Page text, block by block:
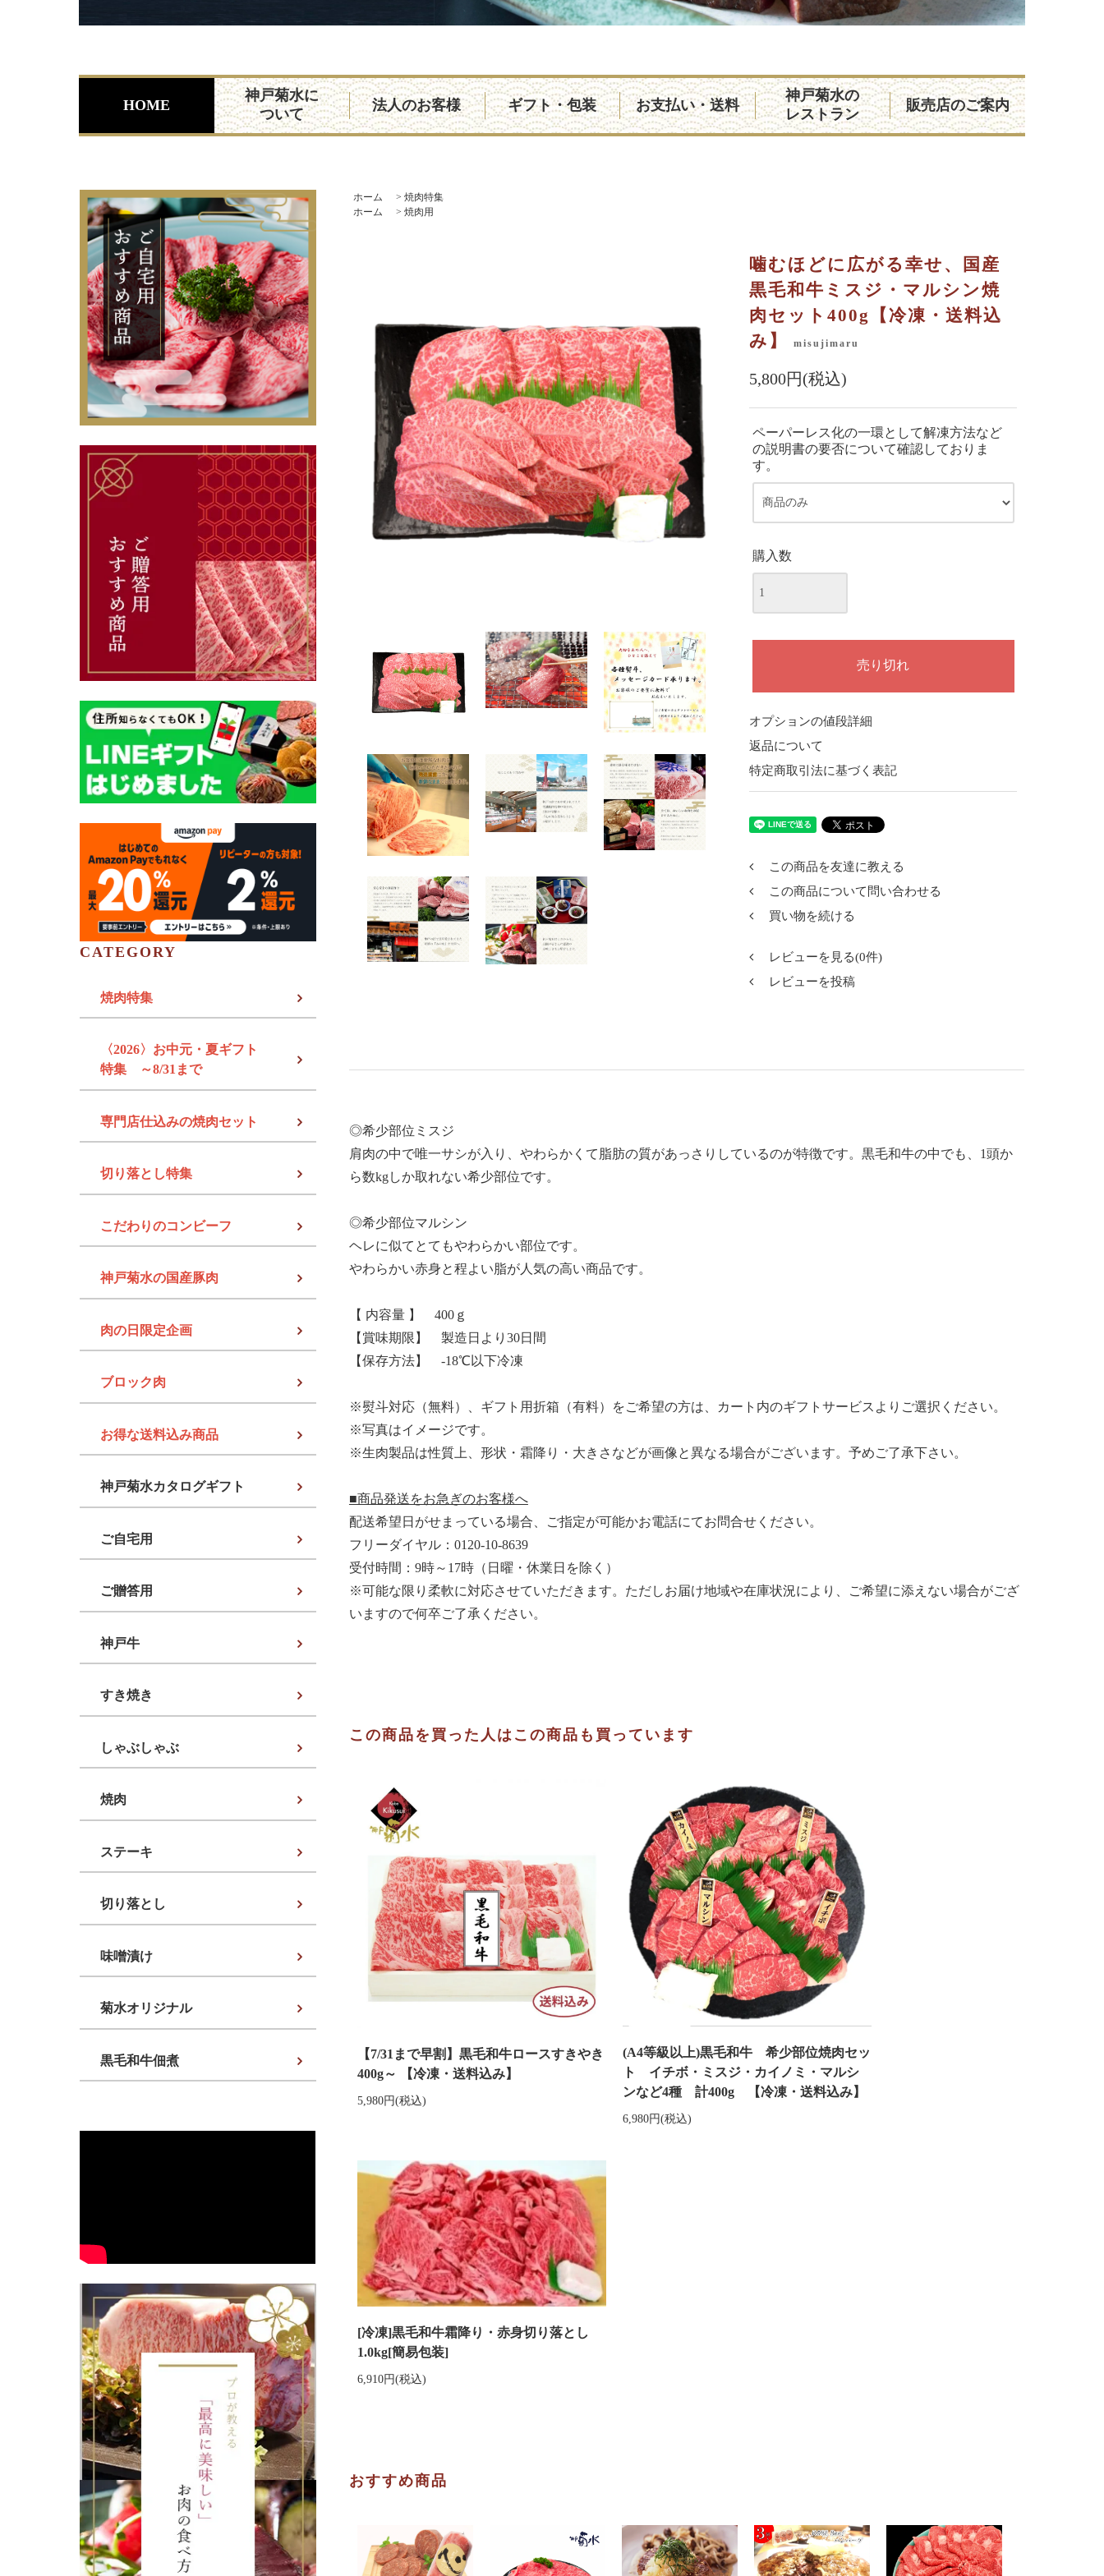
HOME
神戸菊水に
ついて
法人のお客様 ギフト・包装 お支払い・送料
神戸菊水の
レストラン
販売店のご案内
CATEGORY
焼肉特集
〈2026〉お中元・夏ギフト
特集 ～8/31まで
専門店仕込みの焼肉セット
切り落とし特集
こだわりのコンビーフ
神戸菊水の国産豚肉
肉の日限定企画
ブロック肉
お得な送料込み商品
神戸菊水カタログギフト
ご自宅用
ご贈答用
神戸牛
すき焼き
しゃぶしゃぶ
焼肉
ステーキ
切り落とし
味噌漬け
菊水オリジナル
黒毛和牛佃煮
ホーム > 焼肉特集
ホーム
> 焼肉用
噛むほどに広がる幸せ、国産
黒毛和牛ミスジ・マルシン焼
肉セット400g【冷凍・送料込
み】misujimaru
5,800円(税込)
ペーパーレス化の一環として解凍方法など
の説明書の要否について確認しておりま
す。
購入数
オプションの値段詳細
返品について
特定商取引法に基づく表記
この商品を友達に教える
この商品について問い合わせる
買い物を続ける
レビューを見る(0件)
レビューを投稿
◎希少部位ミスジ
肩肉の中で唯一サシが入り、やわらかくて脂肪の質があっさりしているのが特徴です。黒毛和牛の中でも、1頭か
ら数kgしか取れない希少部位です。
◎希少部位マルシン
ヘレに似てとてもやわらかい部位です。
やわらかい赤身と程よい脂が人気の高い商品です。
【 内容量 】 400ｇ
【賞味期限】 製造日より30日間
【保存方法】 -18℃以下冷凍
※熨斗対応（無料）、ギフト用折箱（有料）をご希望の方は、カート内のギフトサービスよりご選択ください。
※写真はイメージです。
※生肉製品は性質上、形状・霜降り・大きさなどが画像と異なる場合がございます。予めご了承下さい。
■商品発送をお急ぎのお客様へ
配送希望日がせまっている場合、ご指定が可能かお電話にてお問合せください。
フリーダイヤル：0120-10-8639
受付時間：9時～17時（日曜・休業日を除く）
※可能な限り柔軟に対応させていただきます。ただしお届け地域や在庫状況により、ご希望に添えない場合がござ
いますので何卒ご了承ください。
この商品を買った人はこの商品も買っています
【7/31まで早割】黒毛和牛ロースすきやき
400g～ 【冷凍・送料込み】
5,980円(税込)
(A4等級以上)黒毛和牛 希少部位焼肉セッ
ト イチボ・ミスジ・カイノミ・マルシ
ンなど4種 計400g 【冷凍・送料込み】
6,980円(税込)
[冷凍]黒毛和牛霜降り・赤身切り落とし
1.0kg[簡易包装]
6,910円(税込)
おすすめ商品